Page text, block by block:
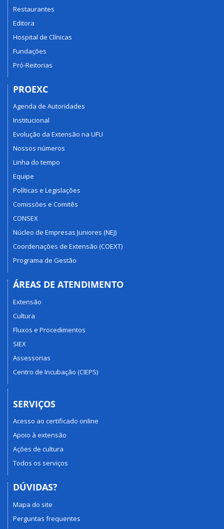
Apoio
Permanência
discentes
ESTES-
Restaurantes
Editora
Hospital de Clínicas
Fundações
Pró-Reitorias
PROEXC
Agenda de Autoridades
Institucional
Evolução da Extensão na UFU
Nossos números
Linha do tempo
Equipe
Políticas e Legislações
Comissões e Comitês
CONSEX
Núcleo de Empresas Juniores (NEJ)
Coordenações de Extensão (COEXT)
Programa de Gestão
ÁREAS DE ATENDIMENTO
Extensão
Cultura
Fluxos e Procedimentos
SIEX
Assessorias
Centro de Incubação (CIEPS)
SERVIÇOS
Acesso ao certificado online
Apoio à extensão
Ações de cultura
Todos os serviços
DÚVIDAS?
Mapa do site
Perguntas frequentes